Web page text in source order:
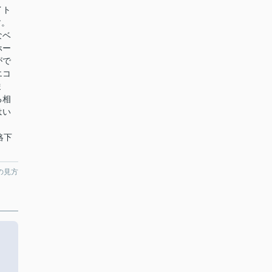
ベ
ー
で
相
い
下
見方